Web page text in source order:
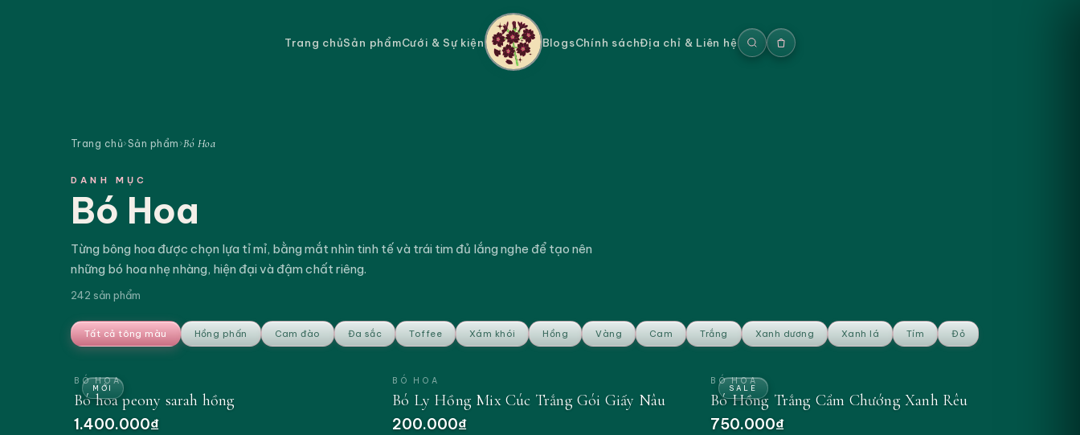
Trang chủSản phẩmCưới & Sự kiện BlogsChính sáchĐịa chỉ & Liên hệ
Trang chủ›Sản phẩm ›Bó Hoa
DANH MỤC
Bó Hoa
Từng bông hoa được chọn lựa tỉ mỉ, bằng mắt nhìn tinh tế và trái tim đủ lắng nghe để tạo nên
những bó hoa nhẹ nhàng, hiện đại và đậm chất riêng.
242 sản phẩm
Tất cả tông màu Hồng phấn Cam đào Đa sắc Toffee Xám khói Hồng Vàng Cam Trắng Xanh dương Xanh lá Tím Đỏ
MỚI
BÓ HOA
Bó hoa peony sarah hồng
1.400.000₫
BÓ HOA
Bó Ly Hồng Mix Cúc Trắng Gói Giấy Nâu
200.000₫
SALE
BÓ HOA
Bó Hồng Trắng Cẩm Chướng Xanh Rêu
750.000₫